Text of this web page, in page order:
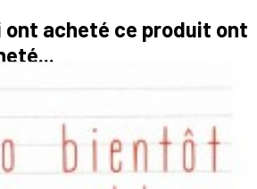
ont acheté ce produit ont